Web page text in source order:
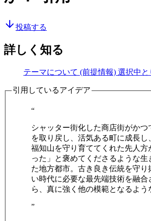
投稿する
詳しく知る
テーマについて (前提情報) 選択中
引用しているアイデア
“
シャッター街化した商店街がかつ
を取り戻し、活気ある町に成長し
福知山を守り育ててくれた先人方
った」と褒めてくださるような生
た地方都市。古き良き伝統を守り
い時代に必要な最先端技術を融合
ら、真に強く他の模範となるよう
”